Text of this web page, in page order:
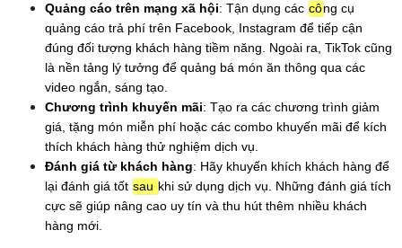
Quảng cáo trên mạng xã hội: Tận dụng các công cụ
quảng cáo trả phí trên Facebook, Instagram để tiếp cận
đúng đối tượng khách hàng tiềm năng. Ngoài ra, TikTok cũng
là nền tảng lý tưởng để quảng bá món ăn thông qua các
video ngắn, sáng tạo.
Chương trình khuyến mãi: Tạo ra các chương trình giảm
giá, tặng món miễn phí hoặc các combo khuyến mãi để kích
thích khách hàng thử nghiệm dịch vụ.
Đánh giá từ khách hàng: Hãy khuyến khích khách hàng để
lại đánh giá tốt sau khi sử dụng dịch vụ. Những đánh giá tích
cực sẽ giúp nâng cao uy tín và thu hút thêm nhiều khách
hàng mới.